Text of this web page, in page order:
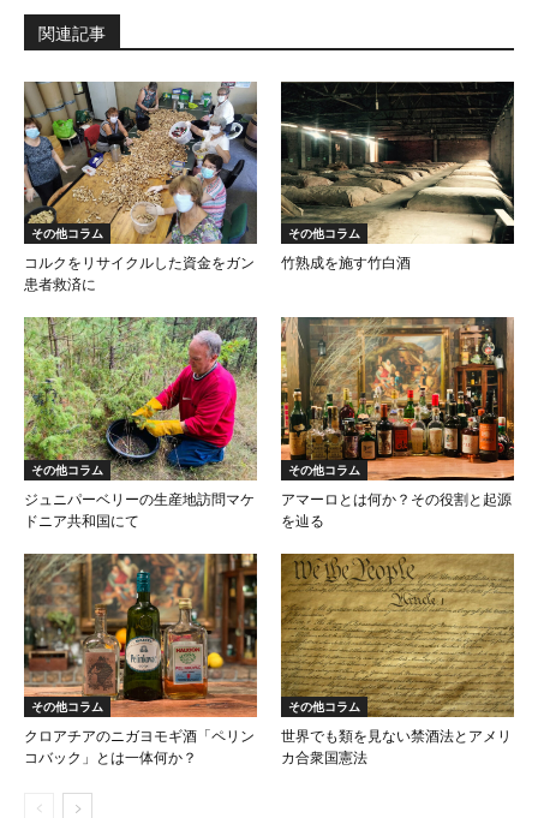
関連記事
その他コラム
コルクをリサイクルした資金をガン
患者救済に
その他コラム
竹熟成を施す竹白酒
その他コラム
ジュニパーベリーの生産地訪問マケ
ドニア共和国にて
その他コラム
アマーロとは何か？その役割と起源
を辿る
その他コラム
クロアチアのニガヨモギ酒「ペリン
コバック」とは一体何か？
その他コラム
世界でも類を見ない禁酒法とアメリ
カ合衆国憲法